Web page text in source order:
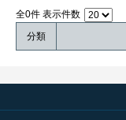
全0件 表示件数
分類